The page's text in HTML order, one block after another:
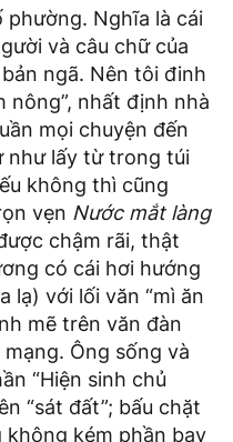
phường. Nghĩa là cái
và câu chữ của
ngã. Nên tôi đinh
nông”, nhất định nhà
mọi chuyện đến
như lấy từ trong túi
không thì cũng
vẹn Nước mắt làng
chậm rãi, thật
có cái hơi hướng
lạ) với lối văn “mì ăn
mẽ trên văn đàn
Ông sống và
“Hiện sinh chủ
“sát đất”; bấu chặt
kém phần bay